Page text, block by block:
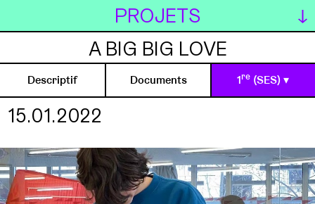
PROJETS
Descriptif Documents 1re (SES) ▾
6eC
3eA
2ndeA
A BIG BIG LOVE
15.01.2022